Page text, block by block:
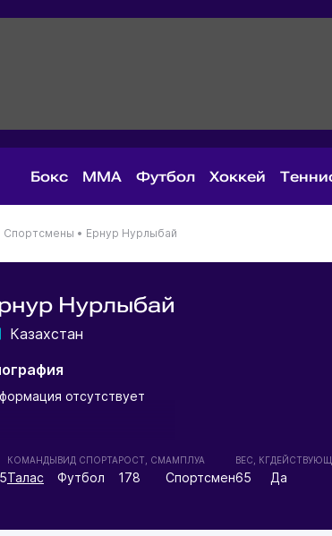
Бокс MMA Футбол Хоккей
Спортсмены • Ернур Нурлыбай
Нурлыбай
Казахстан
отсутствует
КОМАНДЫ
Талас
ВИД СПОРТА
Футбол
РОСТ, СМ
178
АМПЛУА
Спортсмен
ВЕС, КГ
65 Да